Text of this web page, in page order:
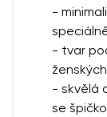
-
- tvar
- skvělá
se
ve smyslu
Souhlasím
ve smyslu